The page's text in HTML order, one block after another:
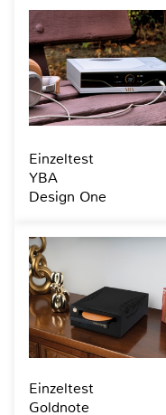
Einzeltest
YBA
Design One
Einzeltest
Goldnote